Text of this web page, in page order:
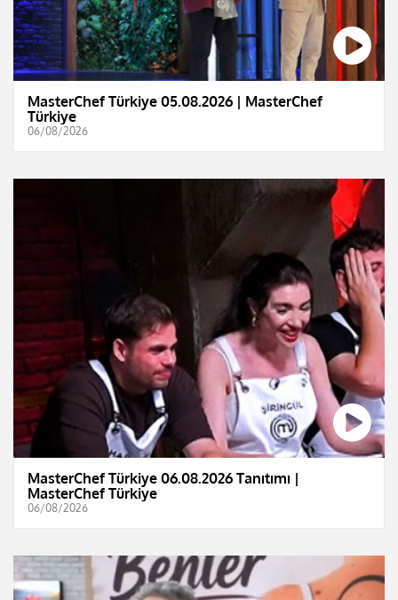
MasterChef Türkiye 05.08.2026 | MasterChef
Türkiye
06/08/2026
MasterChef Türkiye 06.08.2026 Tanıtımı |
MasterChef Türkiye
06/08/2026